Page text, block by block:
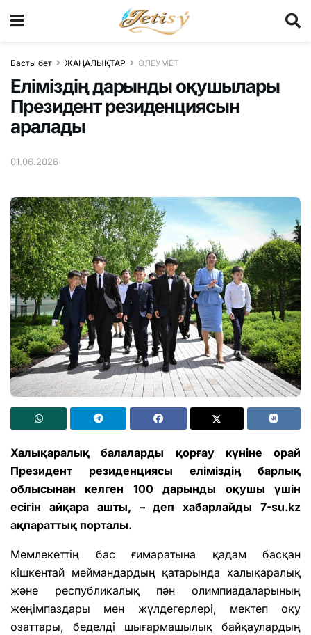
Басты бет ЖАҢАЛЫҚТАР ӘЛЕУМЕТ
Еліміздің дарынды оқушылары
Президент резиденциясын
аралады
01.06.2026
Халықаралық балаларды қорғау күніне орай
Президент резиденциясы еліміздің барлық
облысынан келген 100 дарынды оқушы үшін
есігін айқара ашты, – деп хабарлайды 7-su.kz
ақпараттық порталы.
Мемлекеттің бас ғимаратына қадам басқан
кішкентай меймандардың қатарында халықаралық
және республикалық пән олимпиадаларының
жеңімпаздары мен жүлдегерлері, мектеп оқу
озаттары, беделді шығармашылық байқаулардың